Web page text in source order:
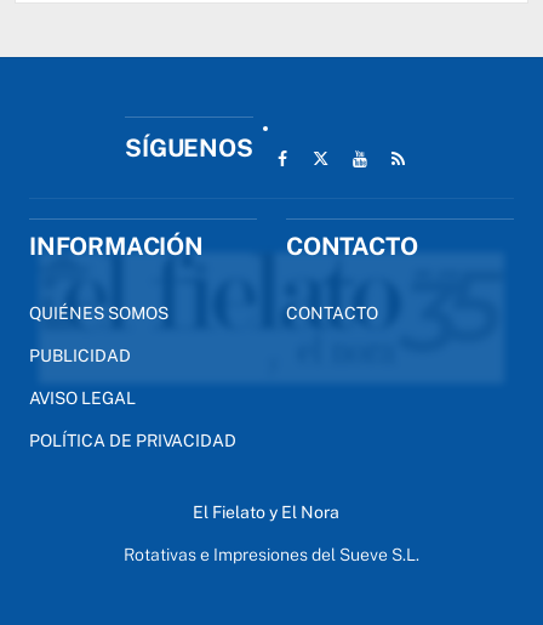
SÍGUENOS
INFORMACIÓN
QUIÉNES SOMOS
PUBLICIDAD
AVISO LEGAL
POLÍTICA DE PRIVACIDAD
CONTACTO
CONTACTO
El Fielato y El Nora
Rotativas e Impresiones del Sueve S.L.